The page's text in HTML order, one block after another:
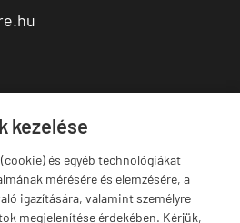
kezelése
és egyéb technológiákat
mérésére és elemzésére, a
igazítására, valamint személyre
megjelenítése érdekében. Kérjük,